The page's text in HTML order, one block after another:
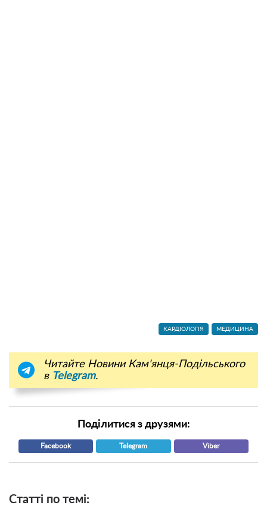
КАРДІОЛОГІЯ МЕДИЦИНА
Читайте Новини Кам'янця-Подільського
в Telegram.
Поділитися з друзями:
Facebook Telegram Viber
Статті по темі: